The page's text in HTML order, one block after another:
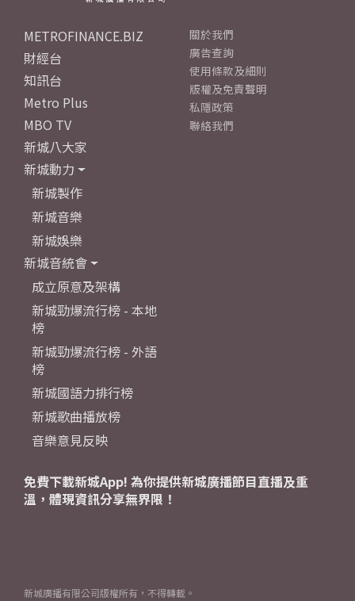
METROFINANCE.BIZ
財經台
知訊台
Metro Plus
MBO TV
新城八大家
新城動力
新城製作
新城音樂
新城娛樂
新城音統會
成立原意及架構
新城勁爆流行榜 - 本地
榜
新城勁爆流行榜 - 外語
榜
新城國語力排行榜
新城歌曲播放榜
音樂意見反映
關於我們
廣告查詢
使用條款及細則
版權及免責聲明
私隱政策
聯絡我們
免費下載新城App! 為你提供新城廣播節目直播及重
溫，體現資訊分享無界限！
新城廣播有限公司版權所有，不得轉載。